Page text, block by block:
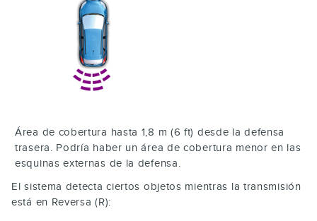
Área de cobertura hasta 1,8 m (6 ft) desde la defensa
trasera. Podría haber un área de cobertura menor en las
esquinas externas de la defensa.
El sistema detecta ciertos objetos mientras la transmisión
está en Reversa (R):